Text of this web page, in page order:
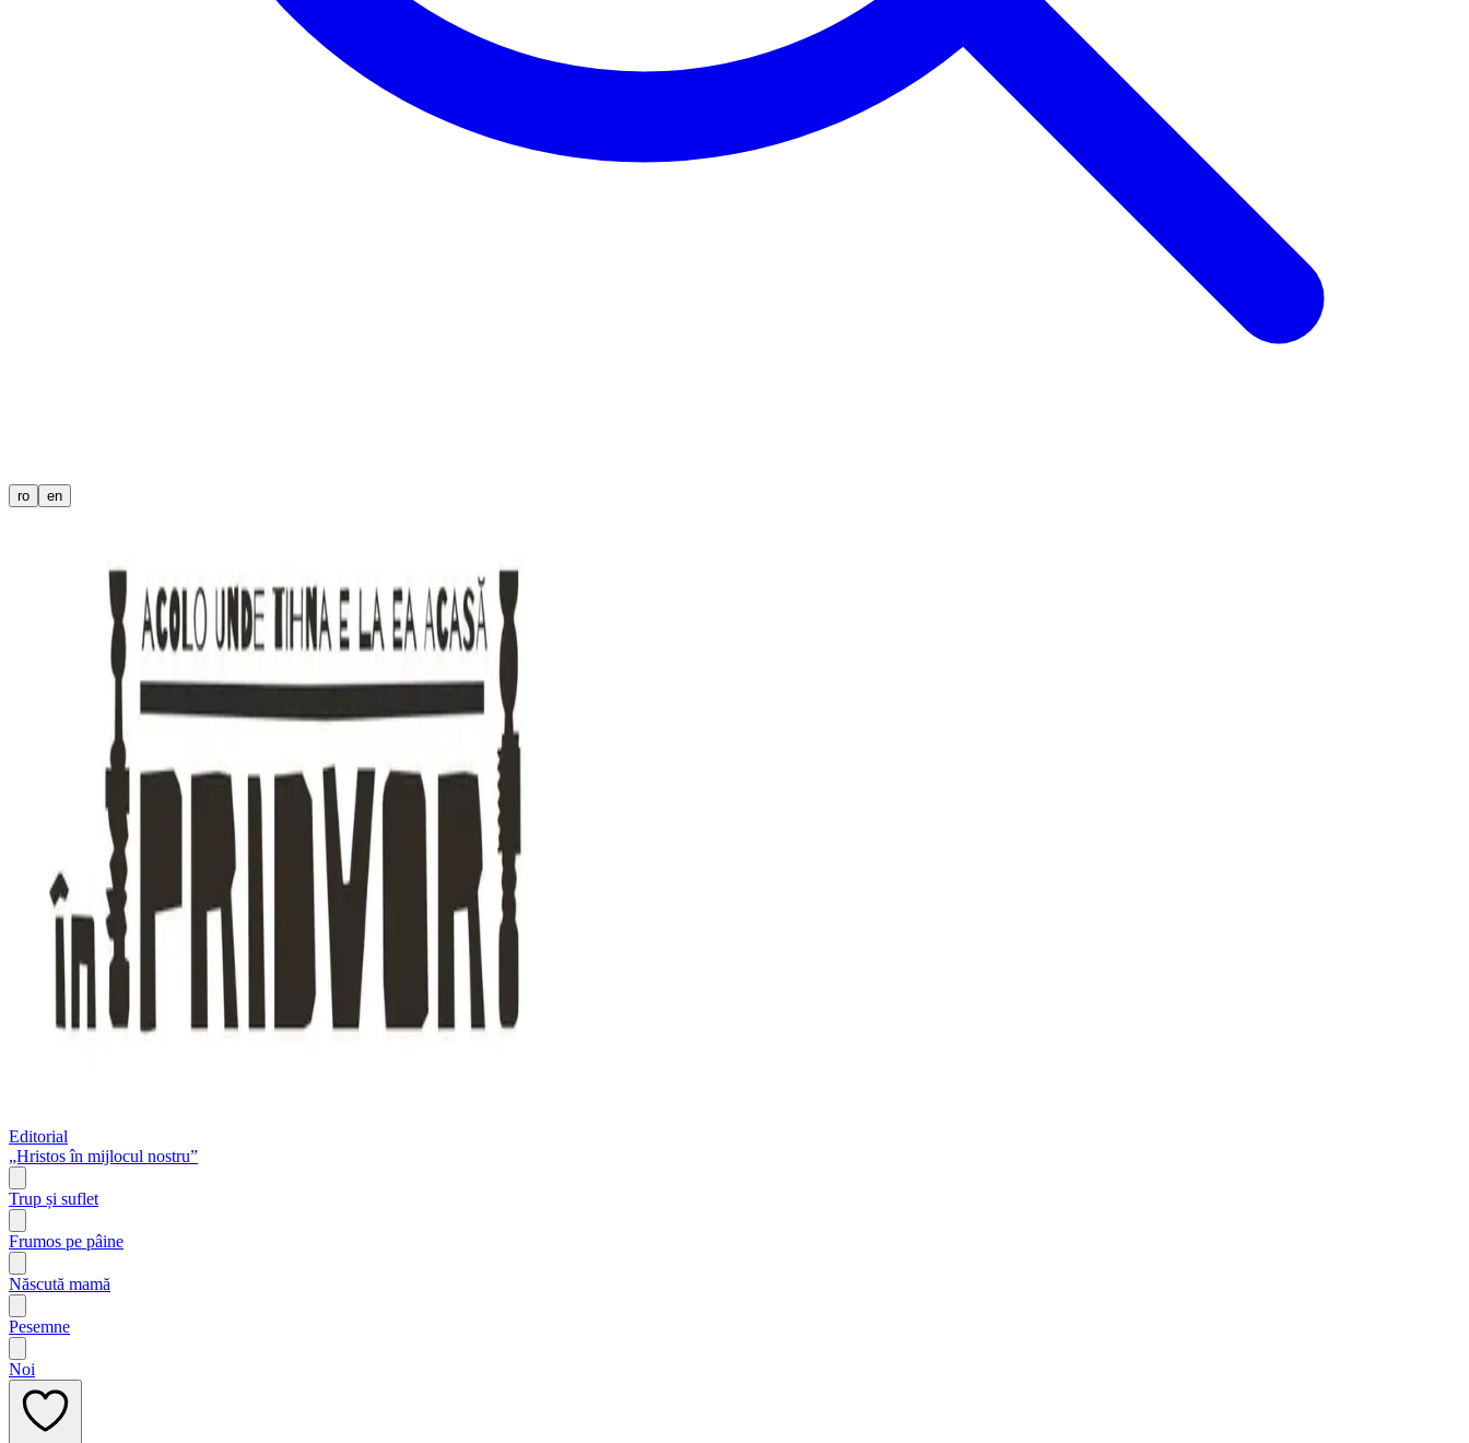
ro en
Editorial
„Hristos în mijlocul nostru”
Trup și suflet
Frumos pe pâine
Născută mamă
Pesemne
Noi